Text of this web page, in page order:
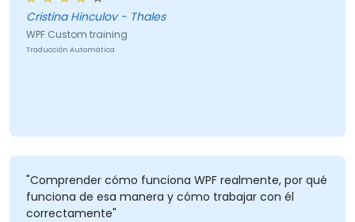
Cristina Hinculov - Thales
WPF Custom training
Traducción Automática
"Comprender cómo funciona WPF realmente, por qué
funciona de esa manera y cómo trabajar con él
correctamente"